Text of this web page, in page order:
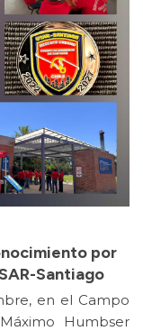
por
Santiago
en el Campo
Humbser